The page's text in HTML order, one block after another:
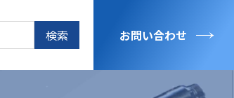
お問い合わせ